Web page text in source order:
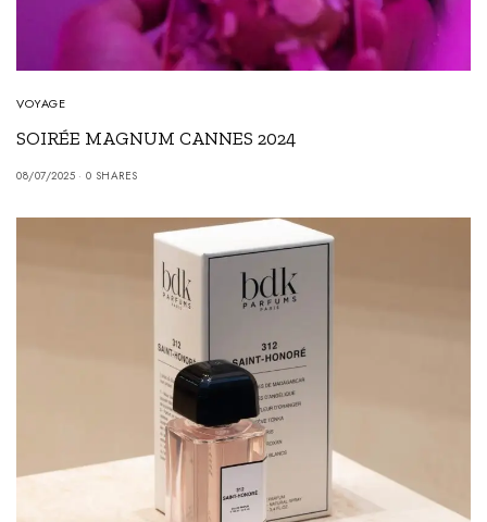
VOYAGE
SOIRÉE MAGNUM CANNES 2024
08/07/2025 0 SHARES